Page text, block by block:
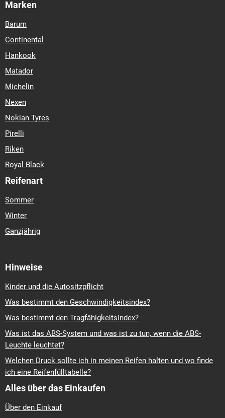
Marken
Barum
Continental
Hankook
Matador
Michelin
Nexen
Nokian Tyres
Pirelli
Riken
Royal Black
Reifenart
Sommer
Winter
Ganzjährig
Hinweise
Kinder und die Autositzpflicht
Was bestimmt den Geschwindigkeitsindex?
Was bestimmt den Tragfähigkeitsindex?
Was ist das ABS-System und was ist zu tun, wenn die ABS-
Leuchte leuchtet?
Welchen Druck sollte ich in meinen Reifen halten und wo finde
ich eine Reifenfülltabelle?
Alles über das Einkaufen
Über den Einkauf